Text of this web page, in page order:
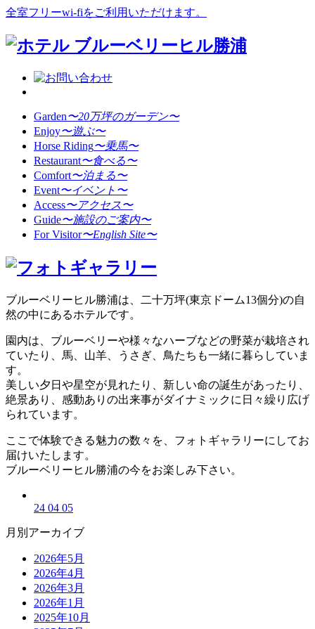
全室フリーwi-fiをご利用いただけます。
Garden〜20万坪のガーデン〜
Enjoy〜遊ぶ〜
Horse Riding〜乗馬〜
Restaurant〜食べる〜
Comfort〜泊まる〜
Event〜イベント〜
Access〜アクセス〜
Guide〜施設のご案内〜
For Visitor〜English Site〜
ブルーベリーヒル勝浦は、二十万坪(東京ドーム13個分)の自
然の中にあるホテルです。
園内は、ブルーベリーや様々なハーブなどの野菜が栽培され
ていたり、馬、山羊、うさぎ、鳥たちも一緒に暮らしていま
す。
美しい夕日や星空が見れたり、新しい命の誕生があったり、
絶景あり、感動ありの出来事がダイナミックに日々繰り広げ
られています。
ここで体験できる魅力の数々を、フォトギャラリーにしてお
届けいたします。
ブルーベリーヒル勝浦の今をお楽しみ下さい。
24 04 05
月別アーカイブ
2026年5月
2026年4月
2026年3月
2026年1月
2025年10月